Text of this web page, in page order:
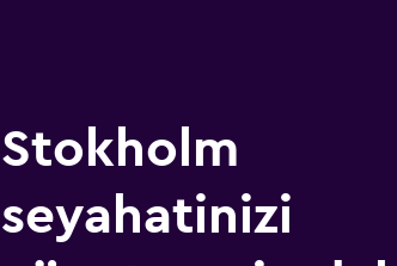
Stokholm
seyahatinizi